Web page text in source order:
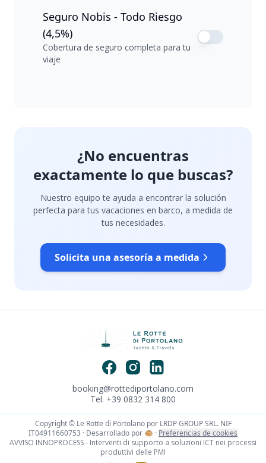
Seguro Nobis - Todo Riesgo
(4,5%)
Cobertura de seguro completa para tu
viaje
¿No encuentras
exactamente lo que buscas?
Nuestro equipo te ayuda a encontrar la solución
perfecta para tus vacaciones en barco, a medida de
tus necesidades.
Solicita una asesoría a medida
booking@rottediportolano.com
Tel. +39 0832 314 800
Copyright © Le Rotte di Portolano por LRDP GROUP SRL. NIF
IT04911660753 · Desarrollado por 🐵 · Preferencias de cookies
AVVISO INNOPROCESS - Interventi di supporto a soluzioni ICT nei processi
produttivi delle PMI